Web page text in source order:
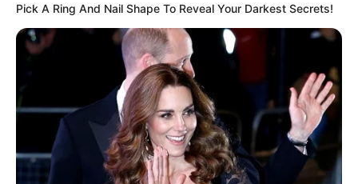
LIHAT ARTIKEL LAINNYA
Pick A Ring And Nail Shape To Reveal Your Darkest Secrets!